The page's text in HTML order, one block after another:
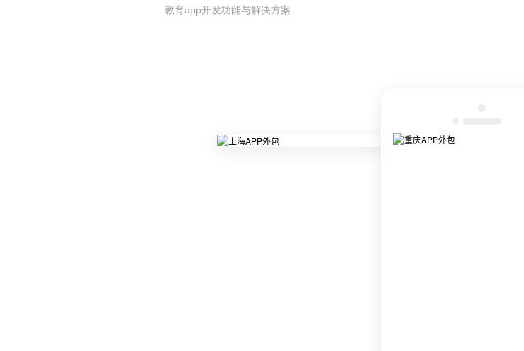
教育app开发功能与解决方案